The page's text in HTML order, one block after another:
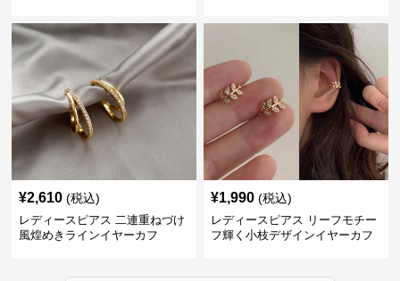
¥2,610 (税込)
レディースピアス 二連重ねづけ
風煌めきラインイヤーカフ
¥1,990 (税込)
レディースピアス リーフモチー
フ輝く小枝デザインイヤーカフ